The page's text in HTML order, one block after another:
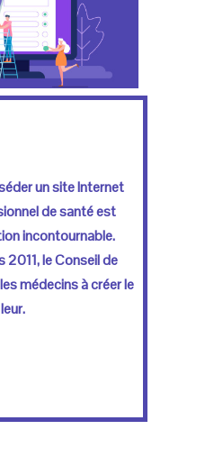
un site Internet
de santé est
incontournable.
2011, le Conseil de
médecins à créer le
leur.